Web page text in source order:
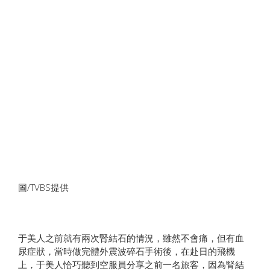
圖/TVBS提供
于美人之前就有兩次腎結石的情況，雖然不會痛，但有血
尿症狀，當時做完體外震波碎石手術後，在赴日的飛機
上，于美人恰巧聽到空服員分享之前一名旅客，因為腎結